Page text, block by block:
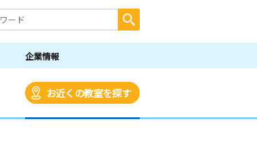
企業情報
お近くの教室を探す